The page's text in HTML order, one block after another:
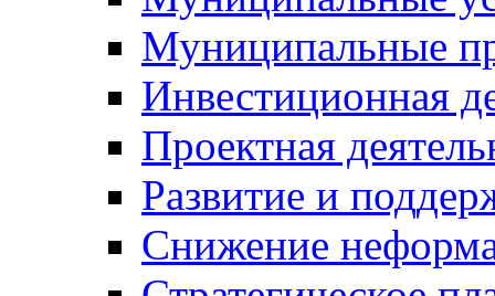
Муниципальные
Инвестиционная
Проектная
Развитие и
Снижение